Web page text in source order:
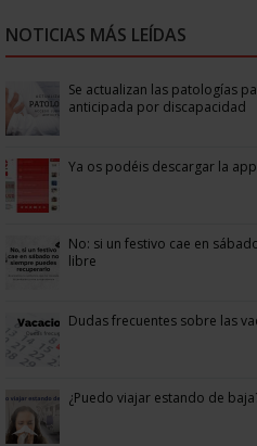
NOTICIAS MÁS LEÍDAS
Se actualizan las patologías
anticipada por discapacidad
Ya os podéis descargar la
No: si un festivo cae en
libre
Dudas frecuentes sobre las
¿Puedo viajar estando de